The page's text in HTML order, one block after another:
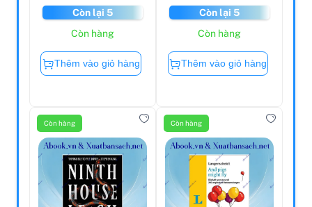
Còn lại 5
Còn hàng
Thêm vào giỏ hàng
Còn lại 5
Còn hàng
Thêm vào giỏ hàng
Còn hàng Còn hàng